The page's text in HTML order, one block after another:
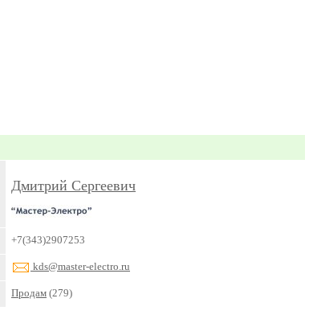
Дмитрий Сергеевич
+7(343)2907253
kds@master-electro.ru
Продам (279)